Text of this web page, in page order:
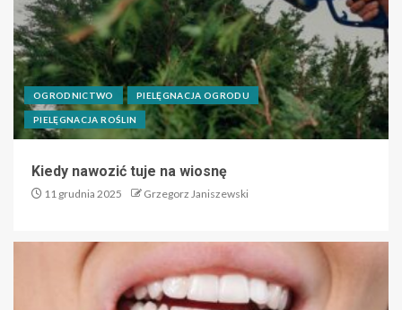
OGRODNICTWO PIELĘGNACJA OGRODU
PIELĘGNACJA ROŚLIN
Kiedy nawozić tuje na wiosnę
11 grudnia 2025 Grzegorz Janiszewski